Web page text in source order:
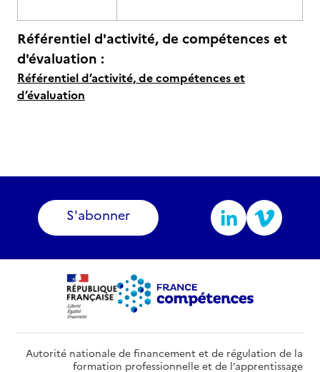
Référentiel d'activité, de compétences et
d'évaluation :
Référentiel d’activité, de compétences et
d’évaluation
S'abonner
Autorité nationale de financement et de régulation de la
formation professionnelle et de l’apprentissage